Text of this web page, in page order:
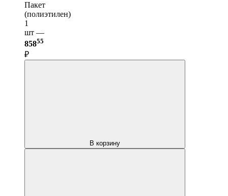
Пакет
(полиэтилен)
1
шт —
85855
₽
В корзину